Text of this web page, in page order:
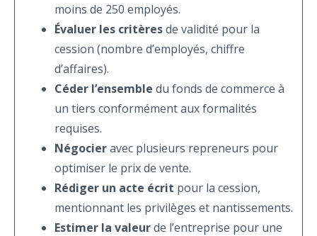
moins de 250 employés.
Évaluer les critèresde validité pour la
cession (nombre d’employés, chiffre
d’affaires).
Céder l’ensemble du fonds de commerce à
un tiers conformément aux formalités
requises.
Négocieravec plusieurs repreneurs pour
optimiser le prix de vente.
Rédiger un acte écrit pour la cession,
mentionnant les privilèges et nantissements.
Estimer la valeurde l’entreprise pour une